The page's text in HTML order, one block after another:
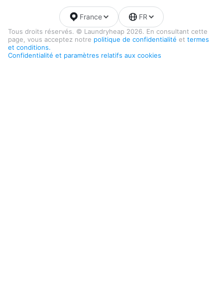
Tous droits réservés. © Laundryheap 2026. En consultant cette
page, vous acceptez notre politique de confidentialité et termes
et conditions.
Confidentialité et paramètres relatifs aux cookies
France FR